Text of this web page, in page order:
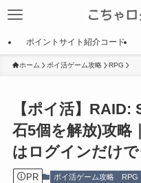
ポイントサイト紹介コード
ホーム ポイ活ゲーム攻略 RPG
【ポイ活】
石5個を解放)攻略
はログインだけ
PR ポイ活ゲーム攻略 RPG